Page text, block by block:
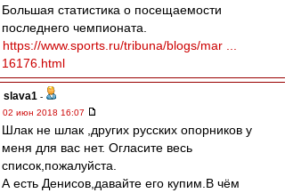
Большая статистика о посещаемости
последнего чемпионата.
https://www.sports.ru/tribuna/blogs/mar ...
16176.html
slava1 -
02 июн 2018 16:07
Шлак не шлак ,других русских опорников у
меня для вас нет. Огласите весь
список,пожалуйста.
А есть Денисов,давайте его купим.В чём